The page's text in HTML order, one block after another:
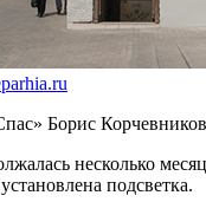
Борис
несколько
подсветка.